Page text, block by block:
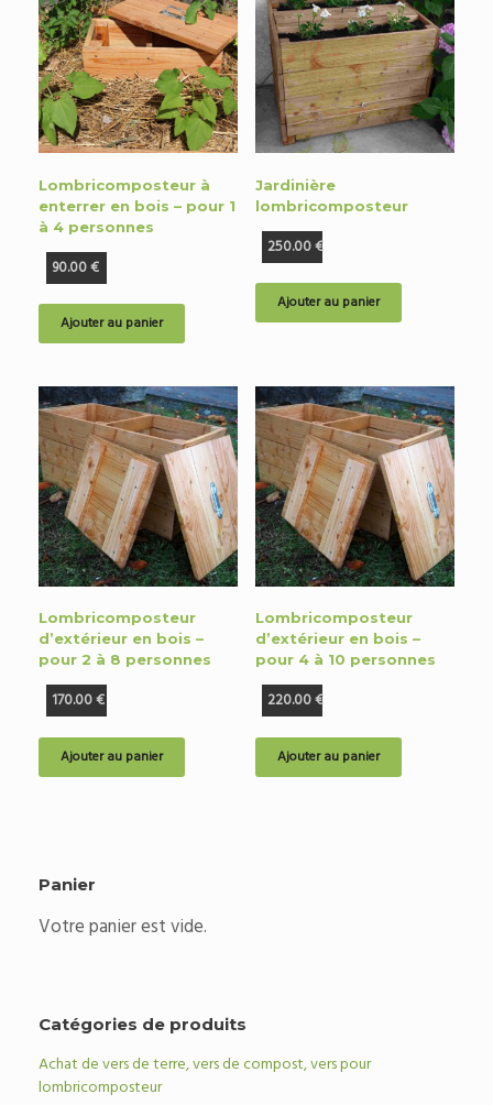
Lombricomposteur à
enterrer en bois – pour 1
à 4 personnes
90.00€
Ajouter au panier
Jardinière
lombricomposteur
250.00€
Ajouter au panier
Lombricomposteur
d’extérieur en bois –
pour 2 à 8 personnes
170.00€
Ajouter au panier
Lombricomposteur
d’extérieur en bois –
pour 4 à 10 personnes
220.00€
Ajouter au panier
Panier
Votre panier est vide.
Catégories de produits
Achat de vers de terre, vers de compost, vers pour
lombricomposteur